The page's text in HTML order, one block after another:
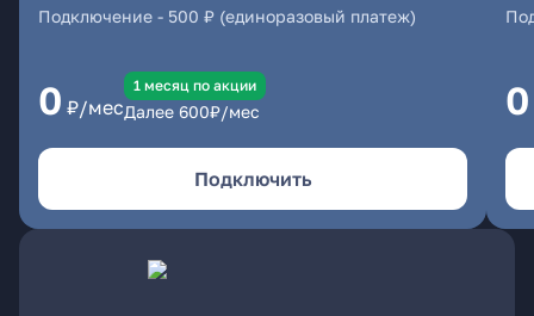
Подключение - 500 ₽ (единоразовый платеж)
0 ₽/мес
1 месяц по акции
Далее 600₽/мес
Подключить
0